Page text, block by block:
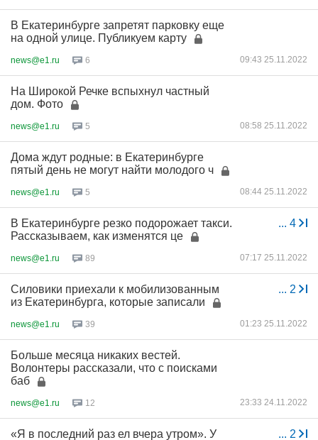
В Екатеринбурге запретят парковку еще
на одной улице. Публикуем карту
news@e1.ru 6 09:43 25.11.2022
На Широкой Речке вспыхнул частный
дом. Фото
news@e1.ru 5 08:58 25.11.2022
Дома ждут родные: в Екатеринбурге
пятый день не могут найти молодого ч
news@e1.ru 5 08:44 25.11.2022
... 4
В Екатеринбурге резко подорожает такси.
Рассказываем, как изменятся це
news@e1.ru 89 07:17 25.11.2022
... 2
Силовики приехали к мобилизованным
из Екатеринбурга, которые записали
news@e1.ru 39 01:23 25.11.2022
Больше месяца никаких вестей.
Волонтеры рассказали, что с поисками
баб
news@e1.ru 12 23:33 24.11.2022
... 2
«Я в последний раз ел вчера утром». У